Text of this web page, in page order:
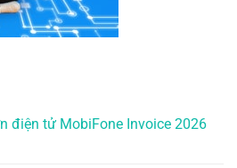
điện tử MobiFone Invoice 2026